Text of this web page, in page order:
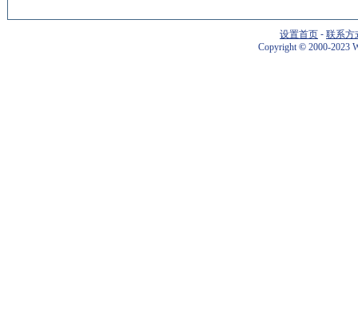
设置首页 - 联系方
Copyright©2000-2023